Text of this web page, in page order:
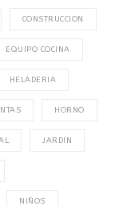
CONSTRUCCION
EQUIPO COCINA
HELADERIA
HORNO
JARDIN
NIÑOS